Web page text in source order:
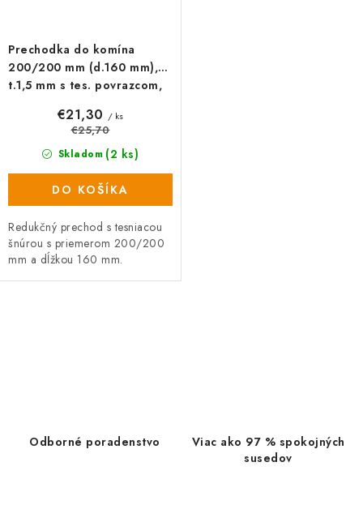
v
Prechodka do komína
200/200 mm (d.160 mm),
t.1,5 mm s tes. povrazcom,
Skladom (2 ks)
€21,30 / ks
€25,70
DO KOŠÍKA
Redukčný prechod s tesniacou
šnúrou s priemerom 200/200
mm a dĺžkou 160 mm.
Odborné poradenstvo
Viac ako 97 % spokojných
susedov